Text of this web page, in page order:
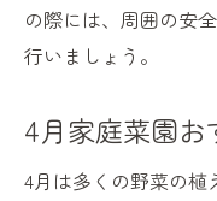
の際には、周囲の安
行いましょう。
4月家庭菜園お
4月は多くの野菜の植